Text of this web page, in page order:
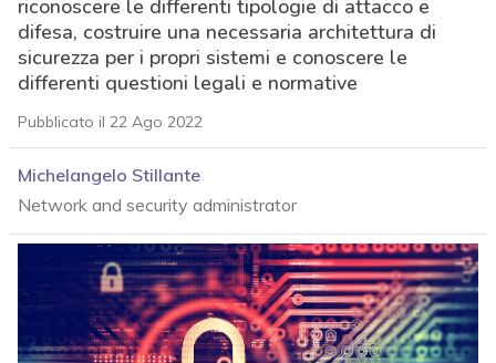
riconoscere le differenti tipologie di attacco e
difesa, costruire una necessaria architettura di
sicurezza per i propri sistemi e conoscere le
differenti questioni legali e normative
Pubblicato il 22 Ago 2022
Michelangelo Stillante
Network and security administrator